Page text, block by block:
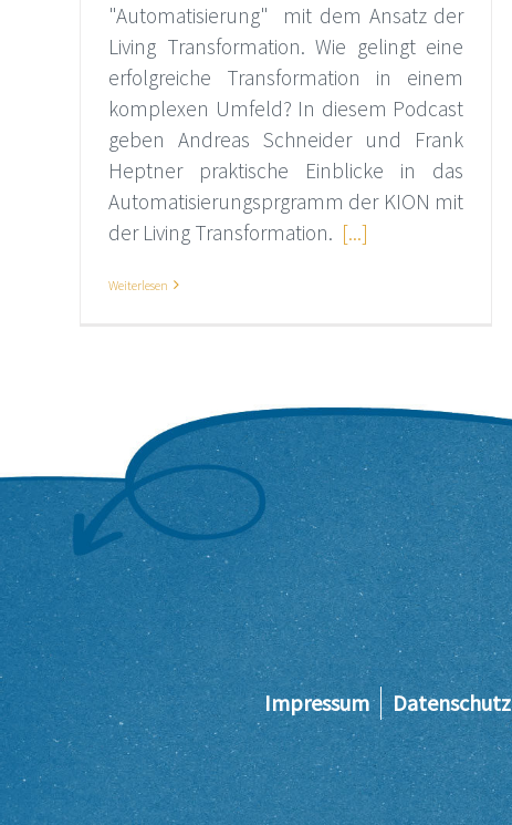
"Automatisierung" mit dem Ansatz der
Living Transformation. Wie gelingt eine
erfolgreiche Transformation in einem
komplexen Umfeld? In diesem Podcast
geben Andreas Schneider und Frank
Heptner praktische Einblicke in das
Automatisierungsprgramm der KION mit
der Living Transformation. [...]
Weiterlesen
Impressum Datenschutz